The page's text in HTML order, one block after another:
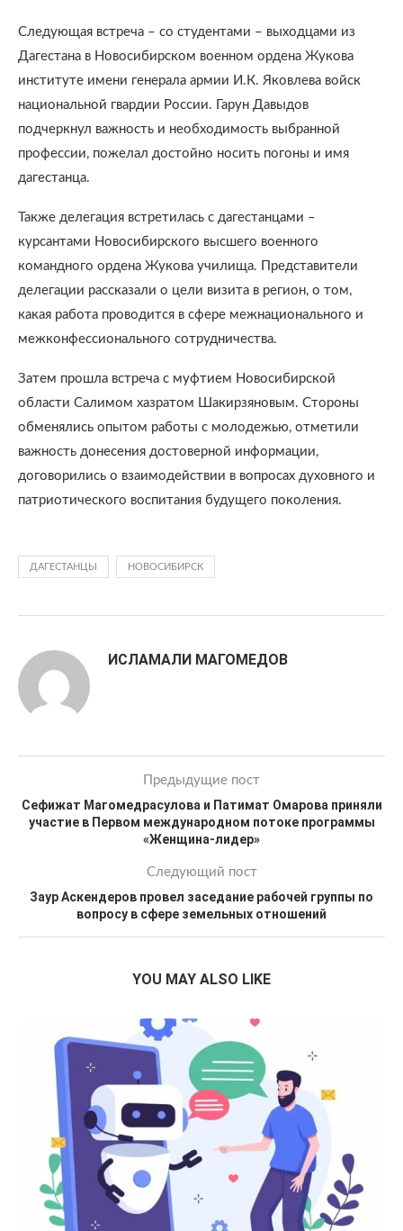
Следующая встреча – со студентами – выходцами из
Дагестана в Новосибирском военном ордена Жукова
институте имени генерала армии И.К. Яковлева войск
национальной гвардии России. Гарун Давыдов
подчеркнул важность и необходимость выбранной
профессии, пожелал достойно носить погоны и имя
дагестанца.
Также делегация встретилась с дагестанцами –
курсантами Новосибирского высшего военного
командного ордена Жукова училища. Представители
делегации рассказали о цели визита в регион, о том,
какая работа проводится в сфере межнационального и
межконфессионального сотрудничества.
Затем прошла встреча с муфтием Новосибирской
области Салимом хазратом Шакирзяновым. Стороны
обменялись опытом работы с молодежью, отметили
важность донесения достоверной информации,
договорились о взаимодействии в вопросах духовного и
патриотического воспитания будущего поколения.
ДАГЕСТАНЦЫ НОВОСИБИРСК
ИСЛАМАЛИ МАГОМЕДОВ
Предыдущие пост
Сефижат Магомедрасулова и Патимат Омарова приняли
участие в Первом международном потоке программы
«Женщина-лидер»
Следующий пост
Заур Аскендеров провел заседание рабочей группы по
вопросу в сфере земельных отношений
YOU MAY ALSO LIKE